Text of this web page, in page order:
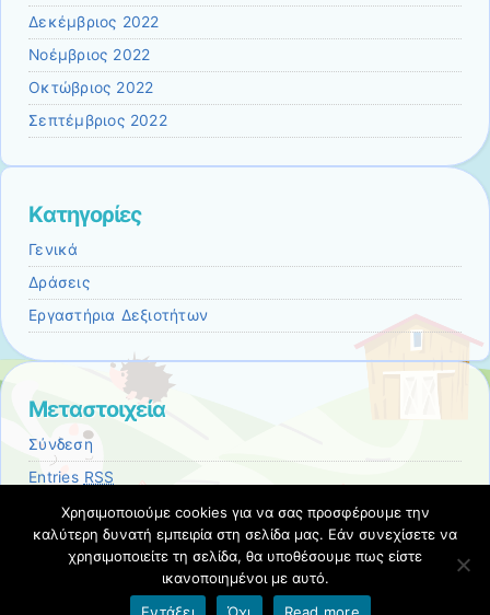
Δεκέμβριος 2022
Νοέμβριος 2022
Οκτώβριος 2022
Σεπτέμβριος 2022
Kατηγορίες
Γενικά
Δράσεις
Εργαστήρια Δεξιοτήτων
Μεταστοιχεία
Σύνδεση
Entries RSS
CommentsRSS
Εκπαιδευτικές Κοινότητες & Ιστολόγια ΠΣΔ
Όροι χρήσης blogs.sch.gr| Δήλωση προσβασιμότητας
Χρησιμοποιούμε cookies για να σας προσφέρουμε την
καλύτερη δυνατή εμπειρία στη σελίδα μας. Εάν συνεχίσετε να
χρησιμοποιείτε τη σελίδα, θα υποθέσουμε πως είστε
ικανοποιημένοι με αυτό.
Εντάξει
Όχι Read more